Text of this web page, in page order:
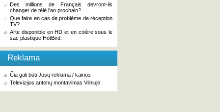
Des millions de Français devront-ils
changer de télé l'an prochain?
Que faire en cas de problème de réception
TV?
Arte disponible en HD et en colère sous le
sac plastique HotBird.
Reklama
Čia gali būti Jūsų reklama / kainos
Televizijos antenų montavimas Vilniuje